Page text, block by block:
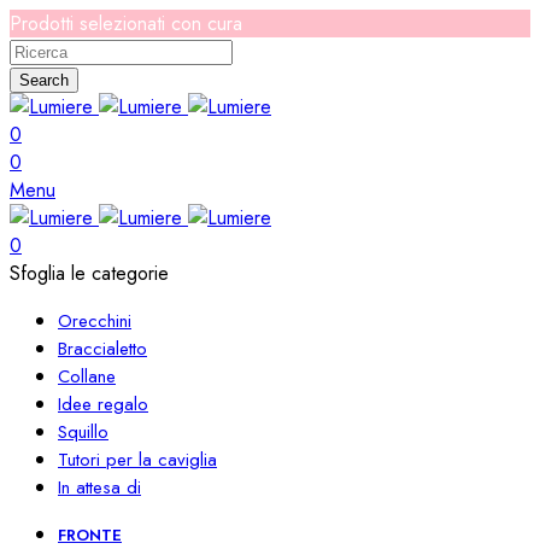
Prodotti selezionati con cura
Search
0
0
Menu
0
Sfoglia le categorie
Orecchini
Braccialetto
Collane
Idee regalo
Squillo
Tutori per la caviglia
In attesa di
FRONTE